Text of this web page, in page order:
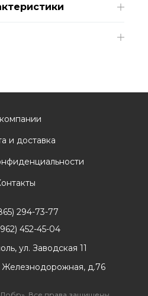
и доставка
294-73-77
452-45-04
ул. Заводская 11
Железнодорожная, д.76